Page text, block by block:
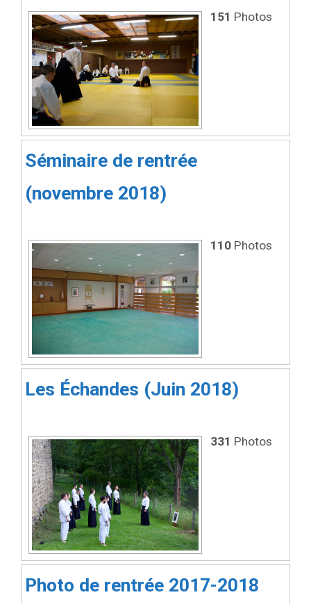
151 Photos
Séminaire de rentrée
(novembre 2018)
110 Photos
Les Échandes (Juin 2018)
331 Photos
Photo de rentrée 2017-2018